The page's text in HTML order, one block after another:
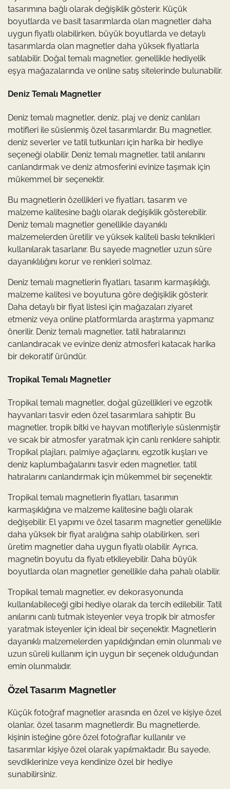
tasarımına bağlı olarak değişiklik gösterir. Küçük
boyutlarda ve basit tasarımlarda olan magnetler daha
uygun fiyatlı olabilirken, büyük boyutlarda ve detaylı
tasarımlarda olan magnetler daha yüksek fiyatlarla
satılabilir. Doğal temalı magnetler, genellikle hediyelik
eşya mağazalarında ve online satış sitelerinde bulunabilir.
Deniz Temalı Magnetler
Deniz temalı magnetler, deniz, plaj ve deniz canlıları
motifleri ile süslenmiş özel tasarımlardır. Bu magnetler,
deniz severler ve tatil tutkunları için harika bir hediye
seçeneği olabilir. Deniz temalı magnetler, tatil anılarını
canlandırmak ve deniz atmosferini evinize taşımak için
mükemmel bir seçenektir.
Bu magnetlerin özellikleri ve fiyatları, tasarım ve
malzeme kalitesine bağlı olarak değişiklik gösterebilir.
Deniz temalı magnetler genellikle dayanıklı
malzemelerden üretilir ve yüksek kaliteli baskı teknikleri
kullanılarak tasarlanır. Bu sayede magnetler uzun süre
dayanıklılığını korur ve renkleri solmaz.
Deniz temalı magnetlerin fiyatları, tasarım karmaşıklığı,
malzeme kalitesi ve boyutuna göre değişiklik gösterir.
Daha detaylı bir fiyat listesi için mağazaları ziyaret
etmeniz veya online platformlarda araştırma yapmanız
önerilir. Deniz temalı magnetler, tatil hatıralarınızı
canlandıracak ve evinize deniz atmosferi katacak harika
bir dekoratif üründür.
Tropikal Temalı Magnetler
Tropikal temalı magnetler, doğal güzellikleri ve egzotik
hayvanları tasvir eden özel tasarımlara sahiptir. Bu
magnetler, tropik bitki ve hayvan motifleriyle süslenmiştir
ve sıcak bir atmosfer yaratmak için canlı renklere sahiptir.
Tropikal plajları, palmiye ağaçlarını, egzotik kuşları ve
deniz kaplumbağalarını tasvir eden magnetler, tatil
hatıralarını canlandırmak için mükemmel bir seçenektir.
Tropikal temalı magnetlerin fiyatları, tasarımın
karmaşıklığına ve malzeme kalitesine bağlı olarak
değişebilir. El yapımı ve özel tasarım magnetler genellikle
daha yüksek bir fiyat aralığına sahip olabilirken, seri
üretim magnetler daha uygun fiyatlı olabilir. Ayrıca,
magnetin boyutu da fiyatı etkileyebilir. Daha büyük
boyutlarda olan magnetler genellikle daha pahalı olabilir.
Tropikal temalı magnetler, ev dekorasyonunda
kullanılabileceği gibi hediye olarak da tercih edilebilir. Tatil
anılarını canlı tutmak isteyenler veya tropik bir atmosfer
yaratmak isteyenler için ideal bir seçenektir. Magnetlerin
dayanıklı malzemelerden yapıldığından emin olunmalı ve
uzun süreli kullanım için uygun bir seçenek olduğundan
emin olunmalıdır.
Özel Tasarım Magnetler
Küçük fotoğraf magnetler arasında en özel ve kişiye özel
olanlar, özel tasarım magnetlerdir. Bu magnetlerde,
kişinin isteğine göre özel fotoğraflar kullanılır ve
tasarımlar kişiye özel olarak yapılmaktadır. Bu sayede,
sevdiklerinize veya kendinize özel bir hediye
sunabilirsiniz.